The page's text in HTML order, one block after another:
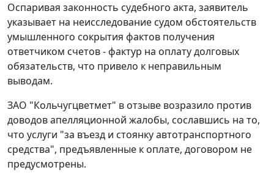
Оспаривая законность судебного акта, заявитель
указывает на неисследование судом обстоятельств
умышленного сокрытия фактов получения
ответчиком счетов - фактур на оплату долговых
обязательств, что привело к неправильным
выводам.
ЗАО "Кольчугцветмет" в отзыве возразило против
доводов апелляционной жалобы, сославшись на то,
что услуги "за въезд и стоянку автотранспортного
средства", предъявленные к оплате, договором не
предусмотрены.